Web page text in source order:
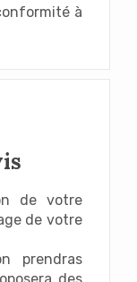
à
de votre
de votre
prendras